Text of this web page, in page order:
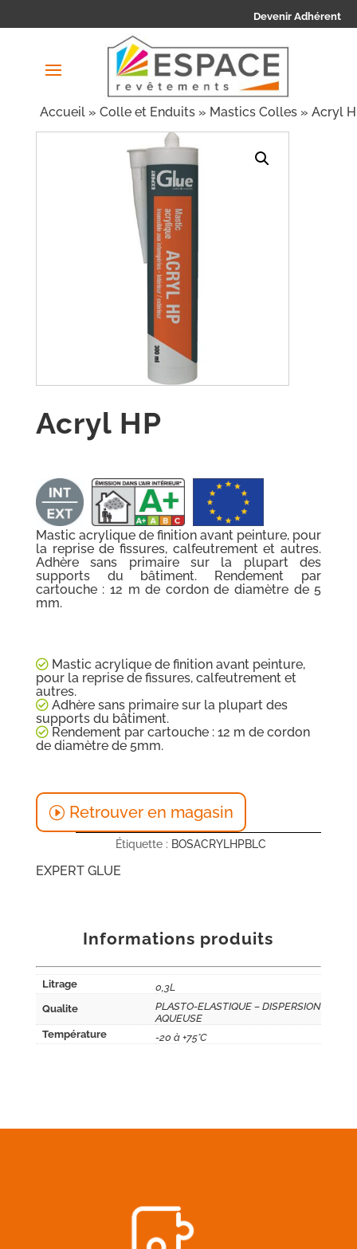
Devenir Adhérent
Accueil » Colle et Enduits » Mastics Colles » Acryl
Acryl HP
Mastic acrylique de finition avant peinture, pour
la reprise de fissures, calfeutrement et autres.
Adhère sans primaire sur la plupart des
supports du bâtiment. Rendement par
cartouche : 12 m de cordon de diamètre de 5
mm.
Mastic acrylique de finition avant peinture,
pour la reprise de fissures, calfeutrement et
autres.
Adhère sans primaire sur la plupart des
supports du bâtiment.
Rendement par cartouche : 12 m de cordon
de diamètre de 5mm.
Retrouver en magasin
Étiquette : BOSACRYLHPBLC
EXPERT GLUE
Informations produits
Litrage
0,3L
Qualite
PLASTO-ELASTIQUE – DISPERSION
AQUEUSE
Température
-20 à +75°C